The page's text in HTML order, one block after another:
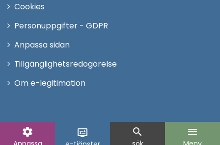
settings display_settings search menu
Cookies
Personuppgifter - GDPR
Anpassa sidan
Tillgänglighetsredogörelse
Om e-legitimation